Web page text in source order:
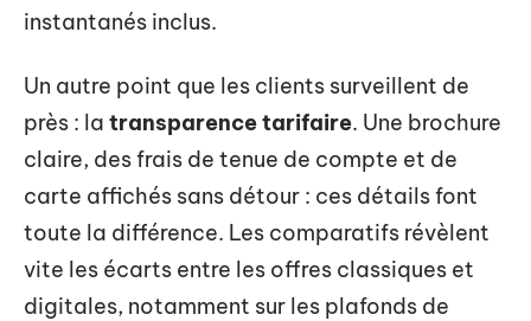
instantanés inclus.
Un autre point que les clients surveillent de
près : la transparence tarifaire. Une brochure
claire, des frais de tenue de compte et de
carte affichés sans détour : ces détails font
toute la différence. Les comparatifs révèlent
vite les écarts entre les offres classiques et
digitales, notamment sur les plafonds de